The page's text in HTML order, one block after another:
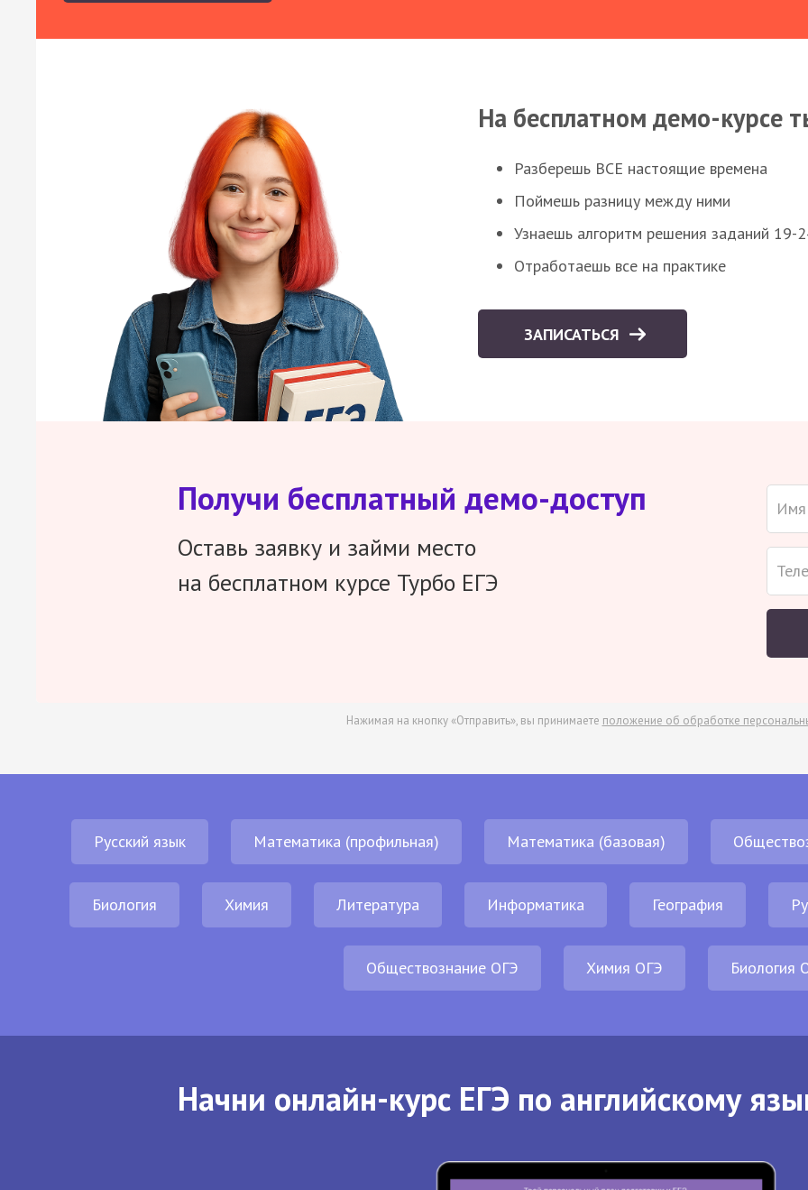
На бесплатном демо-курсе
Разберешь ВСЕ настоящие времена
Поймешь разницу между ними
Узнаешь алгоритм решения заданий 19-
Отработаешь все на практике
ЗАПИСАТЬСЯ
Получи бесплатный демо-доступ
Оставь заявку и займи место
на бесплатном курсе Турбо ЕГЭ
Нажимая на кнопку «Отправить», вы принимаете положение об обработке
Русский язык Математика (профильная) Математика (базовая)
Биология Химия Литература Информатика География
Обществознание ОГЭ Химия ОГЭ Биология
Начни онлайн-курс ЕГЭ по английскому